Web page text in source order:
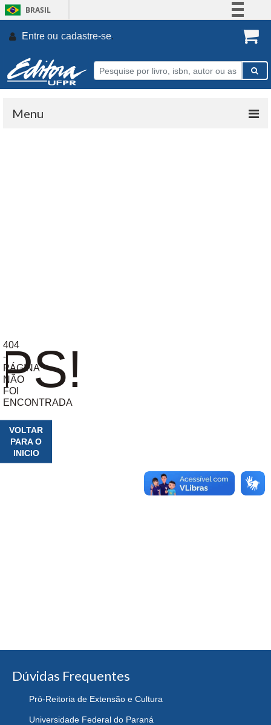
BRASIL
Participe
Entre ou cadastre-se.
Menu
404
-
PÁGINA
NÃO
FOI
ENCONTRADA
VOLTAR
PARA O
INICIO
Dúvidas Frequentes
Pró-Reitoria de Extensão e Cultura
Universidade Federal do Paraná